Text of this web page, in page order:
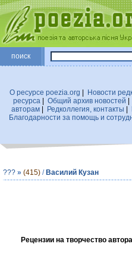
поиск
О ресурсе poezia.org
Новости
ресурса
Общий архив новостей
авторам| Редколлегия, контакты
Благодарности за помощь и
??? » (415) / Василий Кузан
Рецензии на творчество автора